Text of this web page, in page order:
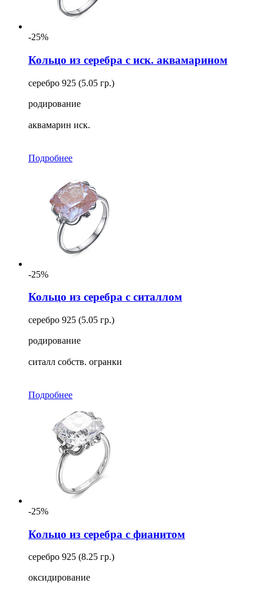
-25%
Кольцо из серебра с иск. аквамарином
серебро 925 (5.05 гр.)
родирование
аквамарин иск.
Подробнее
-25%
Кольцо из серебра с ситаллом
серебро 925 (5.05 гр.)
родирование
ситалл собств. огранки
Подробнее
-25%
Кольцо из серебра с фианитом
серебро 925 (8.25 гр.)
оксидирование